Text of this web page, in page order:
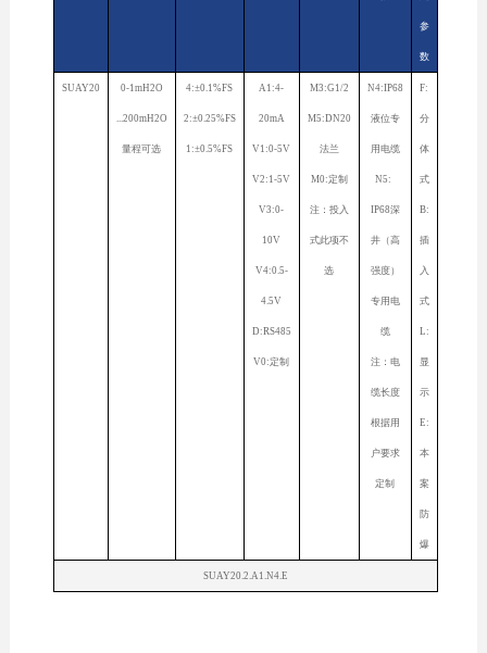
参
数
SUAY20 0-1mH2O
...200mH2O
量程可选
4:±0.1%FS
2:±0.25%FS
1:±0.5%FS
A1:4-
20mA
V1:0-5V
V2:1-5V
V3:0-
10V
V4:0.5-
4.5V
D:RS485
V0:定制
M3:G1/2
M5:DN20
法兰
M0:定制
注：投入
式此项不
选
N4:IP68
液位专
用电缆
N5:
IP68深
井（高
强度）
专用电
缆
注：电
缆长度
根据用
户要求
定制
F:
分
体
式
B:
插
入
式
L:
显
示
E:
本
案
防
爆
SUAY20.2.A1.N4.E